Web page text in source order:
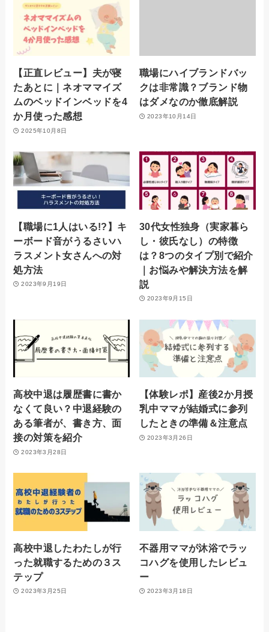
【正直レビュー】夫が寝
たあとに｜ネオママイズ
ムのベッドインベッドを4
か月使った感想
2025年10月8日
職場にハイブランドバッ
クは非常識？ブランド物
はダメなのか徹底解説
2023年10月14日
【職場に1人はいる!?】キ
ーボード音がうるさいハ
ラスメント女さんへの対
処方法
2023年9月19日
30代女性独身（実家暮ら
し・彼氏なし）の特徴
は？8つのタイプ別で紹介
｜お悩みや解決方法を解
説
2023年9月15日
高校中退は履歴書に書か
なくて良い？中退経験の
ある筆者が、書き方、面
接の対策を紹介
2023年3月28日
【体験レポ】産後2か月授
乳中ママが結婚式に参列
したときの準備＆注意点
2023年3月26日
高校中退したわたしが行
った就職するための３ス
テップ
2023年3月25日
不器用ママが沐浴でラッ
コハグを使用したレビュ
ー
2023年3月18日